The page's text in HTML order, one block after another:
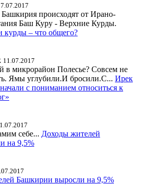
происходят от Ирано-
Баш Куру - Верхние Курды.
– что общего?
11.07.2017
в микрорайон Полесье? Совсем не
Ямы углубили.И бросили.С... Ирек
с пониманием относиться к
себе... Доходы жителей
на 9,5%
Башкирии выросли на 9,5%